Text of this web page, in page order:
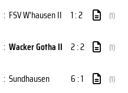
: FSV W'hausen II 1 : 2 (1)
: Wacker Gotha II 2 : 2 (1)
: Sundhausen 6 : 1 (1)